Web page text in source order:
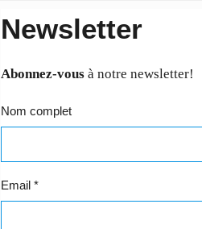
Newsletter
Abonnez-vousà notre newsletter!
Nom complet
Email *